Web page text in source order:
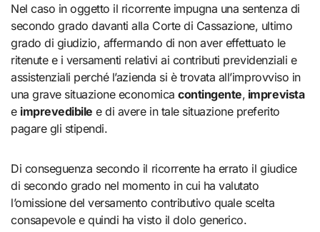
Nel caso in oggetto il ricorrente impugna una sentenza di
secondo grado davanti alla Corte di Cassazione, ultimo
grado di giudizio, affermando di non aver effettuato le
ritenute e i versamenti relativi ai contributi previdenziali e
assistenziali perché l’azienda si è trovata all’improvviso in
una grave situazione economicacontingente, imprevista
e imprevedibile e di avere in tale situazione preferito
pagare gli stipendi.
Di conseguenza secondo il ricorrente ha errato il giudice
di secondo grado nel momento in cui ha valutato
l’omissione del versamento contributivo quale scelta
consapevole e quindi ha visto il dolo generico.